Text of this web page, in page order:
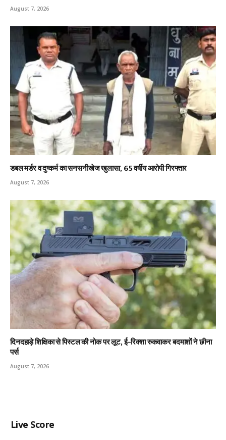
August 7, 2026
डबल मर्डर व दुष्कर्म का सनसनीखेज खुलासा, 65 वर्षीय आरोपी गिरफ्तार
August 7, 2026
दिनदहाड़े शिक्षिका से पिस्टल की नोक पर लूट, ई-रिक्शा रुकवाकर बदमाशों ने छीना
पर्स
August 7, 2026
Live Score